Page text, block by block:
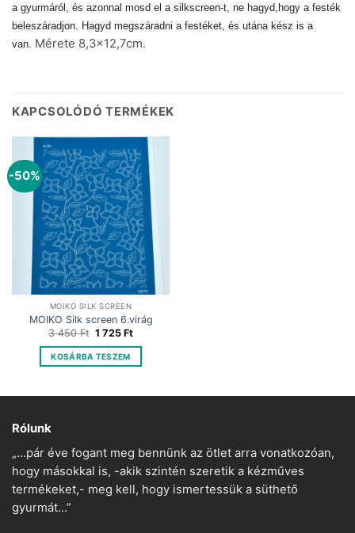
a gyurmáról, és azonnal mosd el a silkscreen-t, ne hagyd,hogy a festék
beleszáradjon. Hagyd megszáradni a festéket, és utána kész is a
van. Mérete 8,3×12,7cm.
KAPCSOLÓDÓ TERMÉKEK
-50%
MOIKO SILK SCREEN
MOIKO Silk screen 6.virág
3 450Ft Original
was:
3
450 Ft.
1 725FtCurrent
is:
725 Ft.
KOSÁRBA TESZEM
Rólunk
„…pár éve fogant meg bennünk az ötlet arra vonatkozóan,
hogy másokkal is, -akik szintén szeretik a kézműves
termékeket,- meg kell, hogy ismertessük a süthető
gyurmát…”